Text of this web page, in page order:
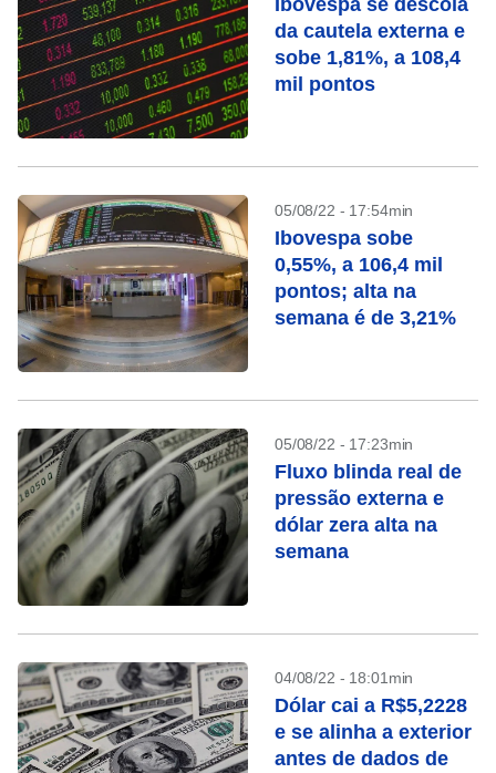
Ibovespa se descola
da cautela externa e
sobe 1,81%, a 108,4
mil pontos
05/08/22 - 17:54min
Ibovespa sobe
0,55%, a 106,4 mil
pontos; alta na
semana é de 3,21%
05/08/22 - 17:23min
Fluxo blinda real de
pressão externa e
dólar zera alta na
semana
04/08/22 - 18:01min
Dólar cai a R$5,2228
e se alinha a exterior
antes de dados de